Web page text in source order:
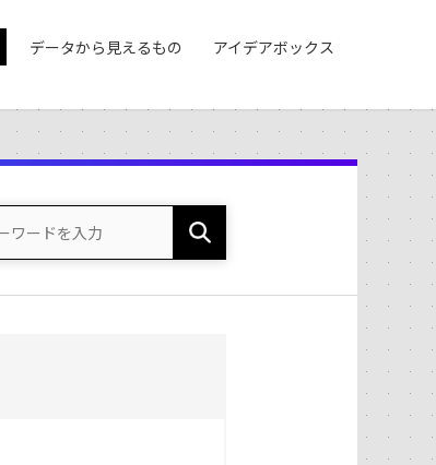
データから見えるもの アイデアボックス